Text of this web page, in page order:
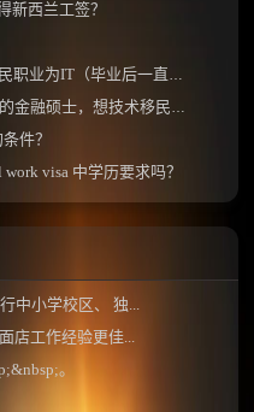
新西兰工签？
（毕业后一直从事IT专业）？
想技术移民新西兰需要做什么？
件？
visa 中学历要求吗？
中小学校区、 独...
店工作经验更佳...
。